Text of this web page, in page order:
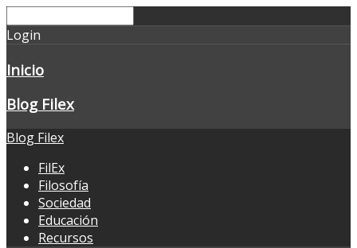
Login
Inicio
Blog Filex
Blog Filex
FilEx
Filosofía
Sociedad
Educación
Recursos